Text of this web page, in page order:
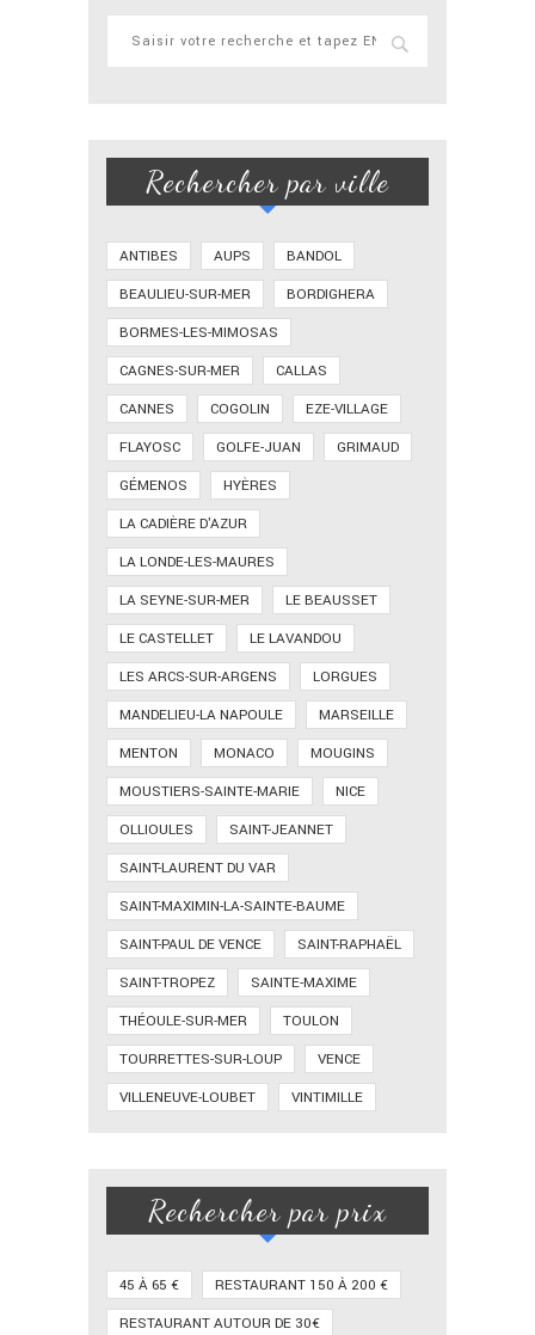
Rechercher par ville
ANTIBES AUPS
BANDOL
BEAULIEU-SUR-MER
BORDIGHERA
BORMES-LES-MIMOSAS
CAGNES-SUR-MER
CALLAS
CANNES
COGOLIN
EZE-VILLAGE
FLAYOSC
GOLFE-JUAN
GRIMAUD
GÉMENOS
HYÈRES
LA CADIÈRE D'AZUR
LA LONDE-LES-MAURES
LA SEYNE-SUR-MER
LE BEAUSSET
LE CASTELLET
LE LAVANDOU
LES ARCS-SUR-ARGENS
LORGUES
MANDELIEU-LA NAPOULE
MARSEILLE
MENTON
MONACO
MOUGINS
MOUSTIERS-SAINTE-MARIE
NICE
OLLIOULES
SAINT-JEANNET
SAINT-LAURENT DU VAR
SAINT-MAXIMIN-LA-SAINTE-BAUME
SAINT-PAUL DE VENCE
SAINT-RAPHAËL
SAINT-TROPEZ
SAINTE-MAXIME
THÉOULE-SUR-MER
TOULON
TOURRETTES-SUR-LOUP
VENCE
VILLENEUVE-LOUBET
VINTIMILLE
Rechercher par prix
45 À 65 €
RESTAURANT 150 À 200 €
RESTAURANT AUTOUR DE 30€